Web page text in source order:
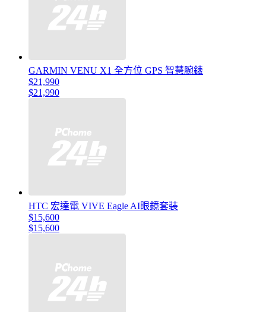
GARMIN VENU X1 全方位 GPS 智慧腕錶
$21,990
$21,990
HTC 宏達電 VIVE Eagle AI眼鏡套裝
$15,600
$15,600